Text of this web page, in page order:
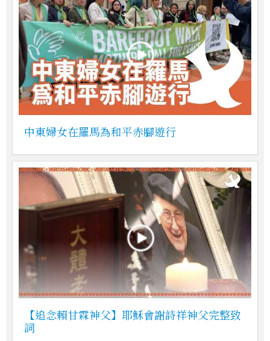
中東婦女在羅馬為和平赤腳遊行
【追念賴甘霖神父】耶穌會謝詩祥神父完整致
詞